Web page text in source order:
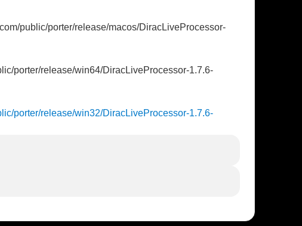
public/porter/release/macos/DiracLiveProcessor-
porter/release/win64/DiracLiveProcessor-1.7.6-
porter/release/win32/DiracLiveProcessor-1.7.6-